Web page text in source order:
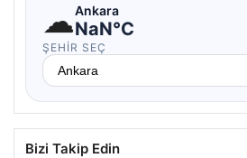
☁Ankara
NaN°C
ŞEHIR SEÇ
Bizi Takip Edin